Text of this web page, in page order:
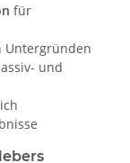
für
Untergründen
und